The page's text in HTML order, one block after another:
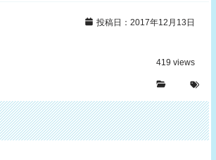
投稿日：2017年12月13日
419 views